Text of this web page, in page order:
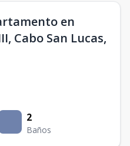
en
Cabo San Lucas,
2
Baños